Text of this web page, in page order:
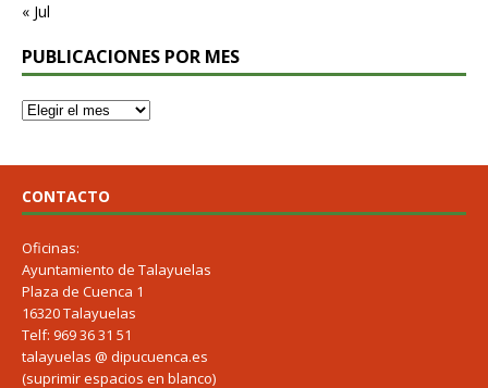
« Jul
PUBLICACIONES POR MES
CONTACTO
Oficinas:
Ayuntamiento de Talayuelas
Plaza de Cuenca 1
16320 Talayuelas
Telf: 969 36 31 51
talayuelas @ dipucuenca.es
(suprimir espacios en blanco)